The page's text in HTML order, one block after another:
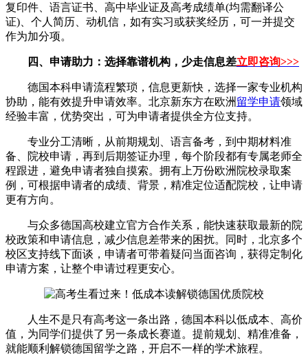
复印件、语言证书、高中毕业证及高考成绩单(均需翻译公
证)、个人简历、动机信，如有实习或获奖经历，可一并提交
作为加分项。
四、申请助力：选择靠谱机构，少走信息差立即咨询>>>
德国本科申请流程繁琐，信息更新快，选择一家专业机构
协助，能有效提升申请效率。北京新东方在欧洲 留学申请领域
经验丰富，优势突出，可为申请者提供全方位支持。
专业分工清晰，从前期规划、语言备考，到中期材料准
备、院校申请，再到后期签证办理，每个阶段都有专属老师全
程跟进，避免申请者独自摸索。拥有上万份欧洲院校录取案
例，可根据申请者的成绩、背景，精准定位适配院校，让申请
更有方向。
与众多德国高校建立官方合作关系，能快速获取最新的院
校政策和申请信息，减少信息差带来的困扰。同时，北京多个
校区支持线下面谈，申请者可带着疑问当面咨询，获得定制化
申请方案，让整个申请过程更安心。
人生不是只有高考这一条出路，德国本科以低成本、高价
值，为同学们提供了另一条成长赛道。提前规划、精准准备，
就能顺利解锁德国留学之路，开启不一样的学术旅程。